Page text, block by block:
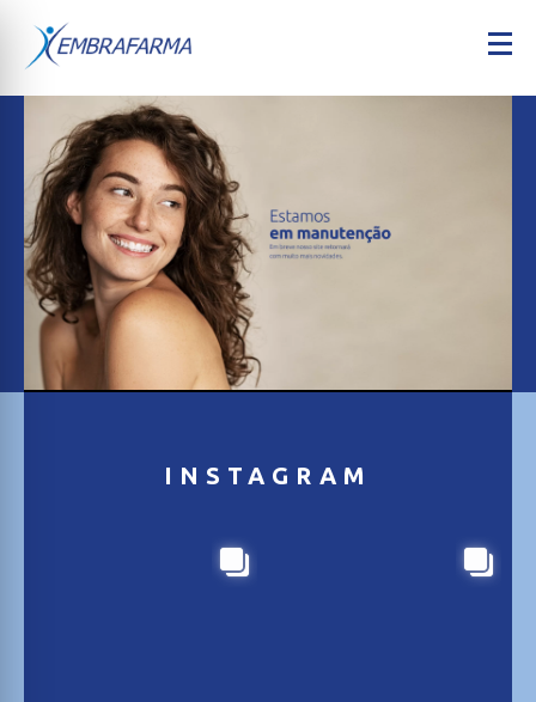
INSTAGRAM